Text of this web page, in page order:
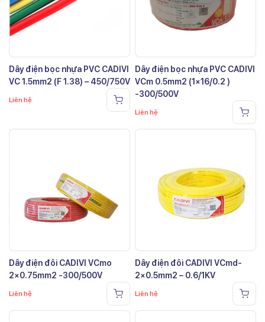
Dây điện bọc nhựa PVC CADIVI
VC 1.5mm2 (F 1.38) – 450/750V
Liên hệ
Dây điện bọc nhựa PVC CADIVI
VCm 0.5mm2 (1×16/0.2 )
-300/500V
Liên hệ
Dây điện đôi CADIVI VCmo
2×0.75mm2 -300/500V
Liên hệ
Dây điện đôi CADIVI VCmd-
2×0.5mm2 – 0.6/1KV
Liên hệ